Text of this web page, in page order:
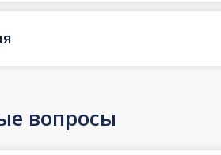
вопросы